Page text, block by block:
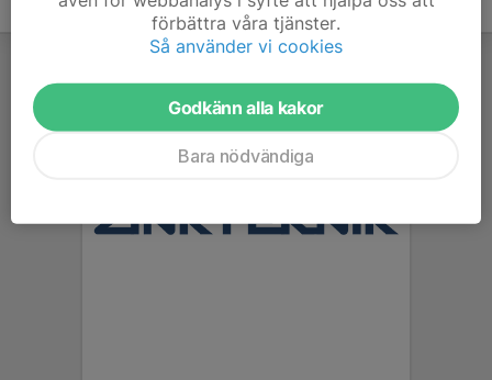
förbättra våra tjänster.
Så använder vi cookies
Godkänn alla kakor
Bara nödvändiga